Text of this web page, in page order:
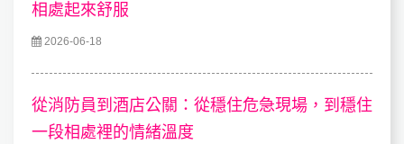
相處起來舒服
2026-06-18
從消防員到酒店公關：從穩住危急現場，到穩住
一段相處裡的情緒溫度